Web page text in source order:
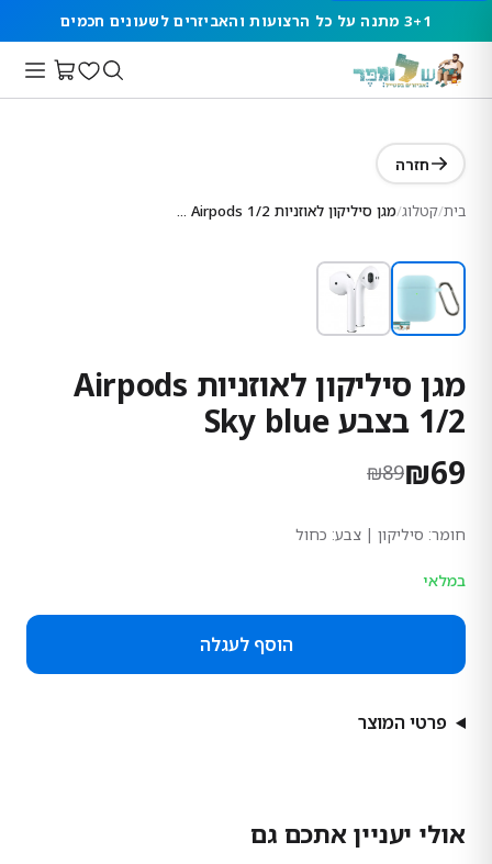
3+1 מתנה על כל הרצועות והאביזרים לשעונים חכמים
חזרה
בית/קטלוג/ מגן סיליקון לאוזניות Airpods 1/2 בצבע Sky blue
מגן סיליקון לאוזניות Airpods
1/2 בצבע Sky blue
₪69
₪89
חומר: סיליקון | צבע: כחול
במלאי
הוסף לעגלה
פרטי המוצר
אולי יעניין אתכם גם